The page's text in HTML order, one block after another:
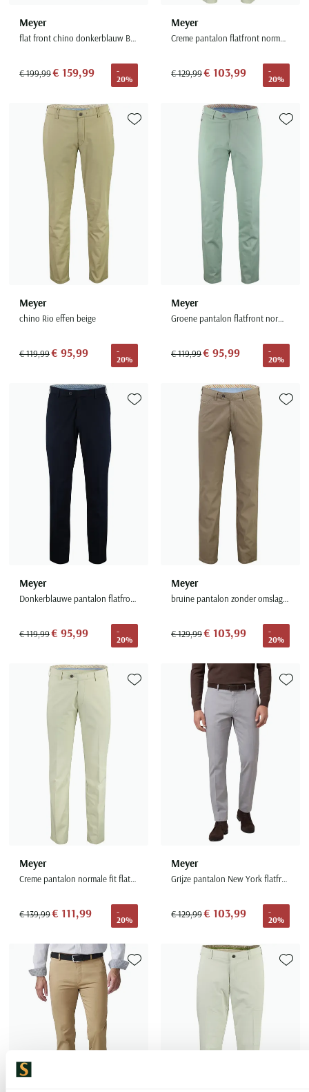
Meyer
flat front chino donkerblauw Bonn zijde
€ 199,99€ 159,99
-
20%
Meyer
Creme pantalon flatfront normale fit
€ 129,99€ 103,99
-
20%
Meyer
chino Rio effen beige
€ 119,99€ 95,99
-
20%
Toevoegen aan favorieten
Meyer
Groene pantalon flatfront normale fit
€ 119,99€ 95,99
-
20%
Meyer
Donkerblauwe pantalon flatfront normale fit Bonn
€ 119,99€ 95,99
-
20%
Toevoegen aan favorieten
Meyer
bruine pantalon zonder omslag Chicago
€ 129,99€ 103,99
-
20%
Meyer
Creme pantalon normale fit flatfront zonder omslag
€ 139,99€ 111,99
-
20%
Toevoegen aan favorieten
Meyer
Grijze pantalon New York flatfront normale fit
€ 129,99€ 103,99
-
20%
Toevoegen aan favorieten